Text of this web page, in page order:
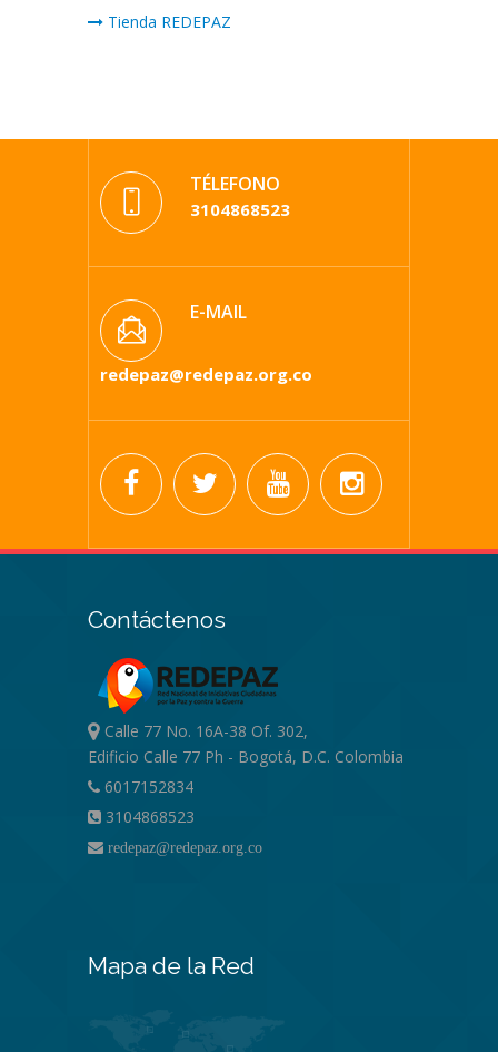
Tienda REDEPAZ
TÉLEFONO
3104868523
E-MAIL
redepaz@redepaz.org.co
Contáctenos
Calle 77 No. 16A-38 Of. 302,
Edificio Calle 77 Ph - Bogotá, D.C. Colombia
6017152834
3104868523
redepaz@redepaz.org.co
Mapa de la Red